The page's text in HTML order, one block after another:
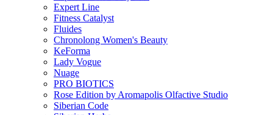
Expert Line
Fitness Catalyst
Fluides
Chronolong Women's Beauty
KeForma
Lady Vogue
Nuage
PRO BIOTICS
Rose Edition by Aromapolis Olfactive Studio
Siberian Code